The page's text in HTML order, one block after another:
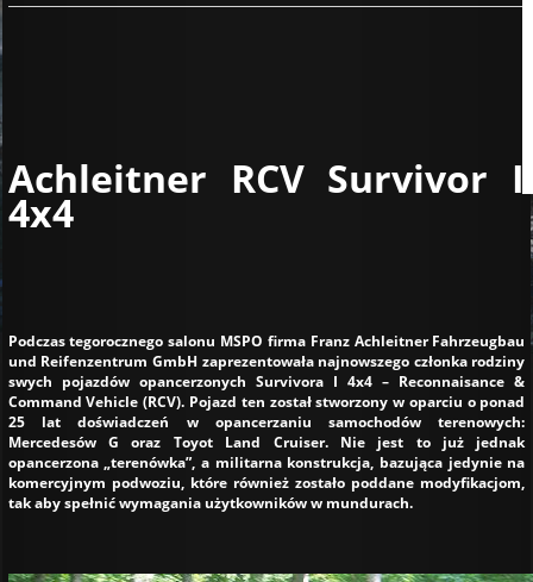
Achleitner RCV Survivor I
4x4
Podczas tegorocznego salonu MSPO firma Franz Achleitner Fahrzeugbau
und Reifenzentrum GmbH zaprezentowała najnowszego członka rodziny
swych pojazdów opancerzonych Survivora I 4x4 – Reconnaisance &
Command Vehicle (RCV). Pojazd ten został stworzony w oparciu o ponad
25 lat doświadczeń w opancerzaniu samochodów terenowych:
Mercedesów G oraz Toyot Land Cruiser. Nie jest to już jednak
opancerzona „terenówka”, a militarna konstrukcja, bazująca jedynie na
komercyjnym podwoziu, które również zostało poddane modyfikacjom,
tak aby spełnić wymagania użytkowników w mundurach.